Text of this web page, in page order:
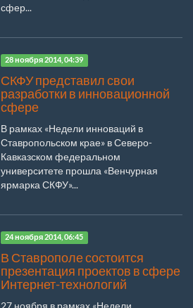
сфер...
28 ноября 2014, 04:39
СКФУ представил свои
разработки в инновационной
сфере
В рамках «Недели инноваций в
Ставропольском крае» в Северо-
Кавказском федеральном
университете прошла «Венчурная
ярмарка СКФУ»...
24 ноября 2014, 06:45
В Ставрополе состоится
презентация проектов в сфере
Интернет-технологий
27 ноября в рамках «Недели